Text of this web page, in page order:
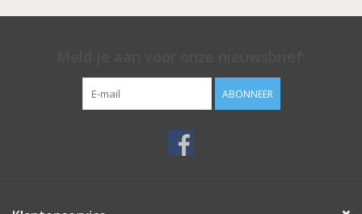
ABONNEER